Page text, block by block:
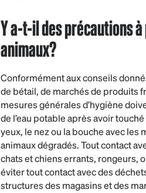
Y a-t-il des précautions
animaux?
Conformément aux conseils
de bétail, de marchés de produits
mesures générales d’hygiène
de l’eau potable après avoir
yeux, le nez ou la bouche avec les
animaux dégradés. Tout contact
chats et chiens errants, rongeurs,
éviter tout contact avec des
structures des magasins et des